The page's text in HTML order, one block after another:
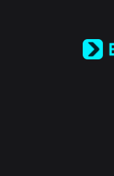
Español (Latinoamérica)